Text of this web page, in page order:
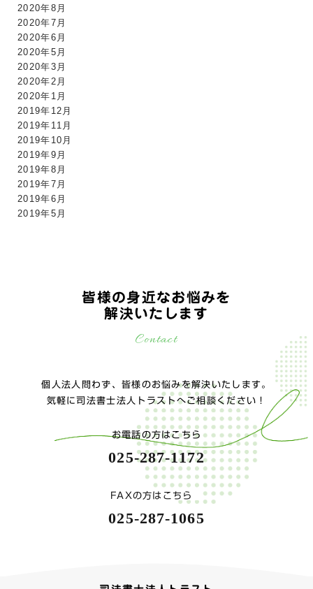
2020年8月
2020年7月
2020年6月
2020年5月
2020年3月
2020年2月
2020年1月
2019年12月
2019年11月
2019年10月
2019年9月
2019年8月
2019年7月
2019年6月
2019年5月
皆様の身近なお悩みを
解決いたします
Contact
個人法人問わず、皆様のお悩みを解決いたします。
気軽に司法書士法人トラストへご相談ください！
お電話の方はこちら
025-287-1172
FAXの方はこちら
025-287-1065